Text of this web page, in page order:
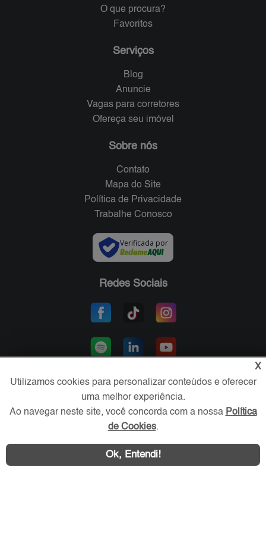
O que procura?
Favoritos
Serviços
Blog
Anuncie
Vagas para corretores
Ofereça seu imóvel
Sobre nós
Contato
Mapa do Site
Política de Privacidade
Trabalhe Conosco
Verificada por
Redes Sociais
Área exclusiva aos anunciantes,
acesse sua conta:
X
Utilizamos cookies para personalizar conteúdos e oferecer
uma melhor experiência.
Ao navegar neste site, você concorda com a nossa Política
de Cookies.
Ok, Entendi!